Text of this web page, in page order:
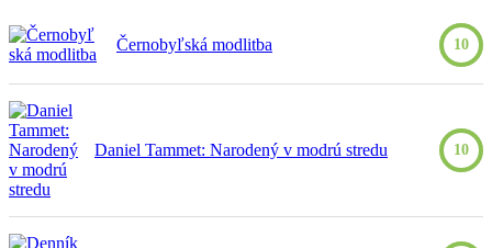
Černobyľská modlitba 10
Daniel Tammet: Narodený v modrú stredu 10